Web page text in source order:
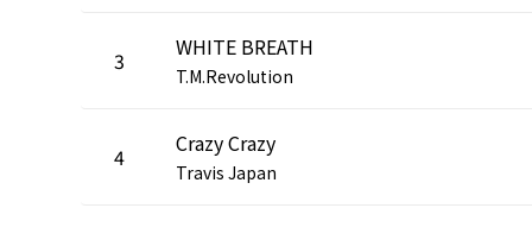
3 WHITE BREATH
T.M.Revolution
4 Crazy Crazy
Travis Japan